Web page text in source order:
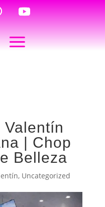
| Chop
Belleza
, Uncategorized